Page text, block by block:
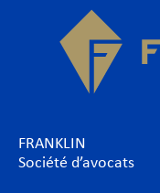
FRANKLIN
Société d’avocats